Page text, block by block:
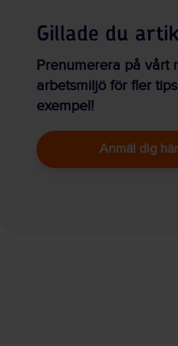
Gillade du
Prenumerera på vårt
arbetsmiljö för fler
exempel!
Anmäl dig här